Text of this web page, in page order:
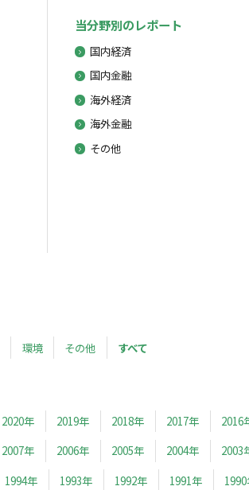
当分野別のレポート
国内経済
国内金融
海外経済
海外金融
その他
環境 その他 すべて
2020年 2019年 2018年 2017年 2016
2007年 2006年 2005年 2004年 2003
1994年 1993年 1992年 1991年